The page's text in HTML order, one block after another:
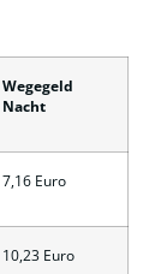
Wegegeld
Nacht
7,16 Euro
10,23 Euro